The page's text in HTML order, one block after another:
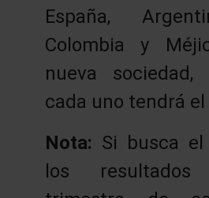
España,
Colombia y
nueva
cada uno tendrá el
Nota: Si busca
los